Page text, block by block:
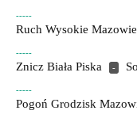
-----
Ruch Wysokie
-----
Znicz Biała Piska -
-----
Pogoń Grodzisk